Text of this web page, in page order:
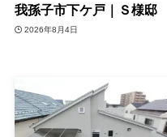
我孫子市下ケ戸｜Ｓ様邸
2026年8月4日